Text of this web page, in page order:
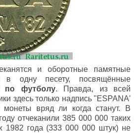
и оборотные памятные
в одну песету, посвящённые
по футболу. Правда, из всей
здесь только надпись "ESPANA'
монеты вряд ли когда станут. В
отчеканили 385 000 000 таких
1982 года (333 000 000 штук) не